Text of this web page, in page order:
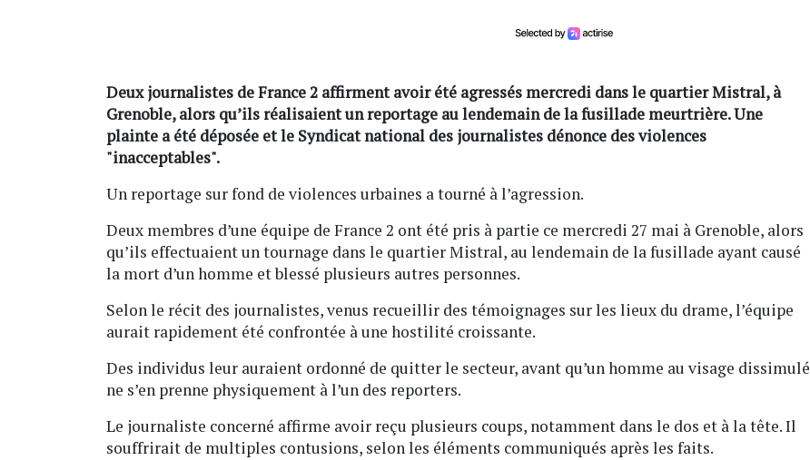
Deux journalistes de France 2 affirment avoir été agressés mercredi dans le quartier Mistral, à
Grenoble, alors qu’ils réalisaient un reportage au lendemain de la fusillade meurtrière. Une
plainte a été déposée et le Syndicat national des journalistes dénonce des violences
"inacceptables".
Un reportage sur fond de violences urbaines a tourné à l’agression.
Deux membres d’une équipe de France 2 ont été pris à partie ce mercredi 27 mai à Grenoble, alors
qu’ils effectuaient un tournage dans le quartier Mistral, au lendemain de la fusillade ayant causé
la mort d’un homme et blessé plusieurs autres personnes.
Selon le récit des journalistes, venus recueillir des témoignages sur les lieux du drame, l’équipe
aurait rapidement été confrontée à une hostilité croissante.
Des individus leur auraient ordonné de quitter le secteur, avant qu’un homme au visage dissimulé
ne s’en prenne physiquement à l’un des reporters.
Le journaliste concerné affirme avoir reçu plusieurs coups, notamment dans le dos et à la tête. Il
souffrirait de multiples contusions, selon les éléments communiqués après les faits.